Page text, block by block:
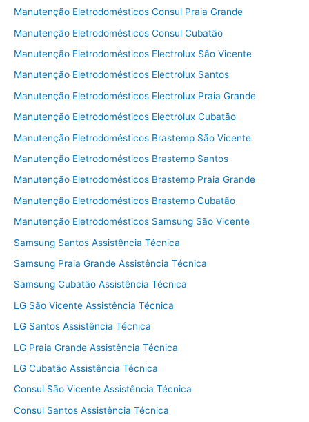
Manutenção Eletrodomésticos Consul Praia Grande
Manutenção Eletrodomésticos Consul Cubatão
Manutenção Eletrodomésticos Electrolux São Vicente
Manutenção Eletrodomésticos Electrolux Santos
Manutenção Eletrodomésticos Electrolux Praia Grande
Manutenção Eletrodomésticos Electrolux Cubatão
Manutenção Eletrodomésticos Brastemp São Vicente
Manutenção Eletrodomésticos Brastemp Santos
Manutenção Eletrodomésticos Brastemp Praia Grande
Manutenção Eletrodomésticos Brastemp Cubatão
Manutenção Eletrodomésticos Samsung São Vicente
Samsung Santos Assistência Técnica
Samsung Praia Grande Assistência Técnica
Samsung Cubatão Assistência Técnica
LG São Vicente Assistência Técnica
LG Santos Assistência Técnica
LG Praia Grande Assistência Técnica
LG Cubatão Assistência Técnica
Consul São Vicente Assistência Técnica
Consul Santos Assistência Técnica